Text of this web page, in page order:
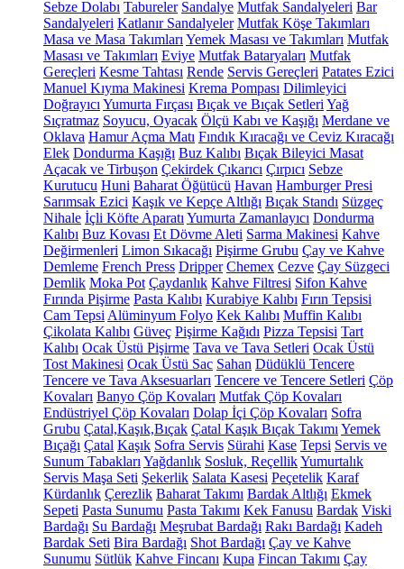
Sebze Dolabı Tabureler Sandalye Mutfak Sandalyeleri Bar
Sandalyeleri Katlanır Sandalyeler Mutfak Köşe Takımları
Masa ve Masa Takımları Yemek Masası ve Takımları Mutfak
Masası ve Takımları Eviye Mutfak Bataryaları Mutfak
Gereçleri Kesme Tahtası Rende Servis Gereçleri Patates Ezici
Manuel Kıyma Makinesi Krema Pompası Dilimleyici
Doğrayıcı Yumurta Fırçası Bıçak ve Bıçak Setleri Yağ
Sıçratmaz Soyucu, Oyacak Ölçü Kabı ve Kaşığı Merdane ve
Oklava Hamur Açma Matı Fındık Kıracağı ve Ceviz Kıracağı
Elek Dondurma Kaşığı Buz Kalıbı Bıçak Bileyici Masat
Açacak ve Tirbuşon Çekirdek Çıkarıcı Çırpıcı Sebze
Kurutucu Huni Baharat Öğütücü Havan Hamburger Presi
Sarımsak Ezici Kaşık ve Kepçe Altlığı Bıçak Standı Süzgeç
Nihale İçli Köfte Aparatı Yumurta Zamanlayıcı Dondurma
Kalıbı Buz Kovası Et Dövme Aleti Sarma Makinesi Kahve
Değirmenleri Limon Sıkacağı Pişirme Grubu Çay ve Kahve
Demleme French Press Dripper Chemex Cezve Çay Süzgeci
Demlik Moka Pot Çaydanlık Kahve Filtresi Sifon Kahve
Fırında Pişirme Pasta Kalıbı Kurabiye Kalıbı Fırın Tepsisi
Cam Tepsi Alüminyum Folyo Kek Kalıbı Muffin Kalıbı
Çikolata Kalıbı Güveç Pişirme Kağıdı Pizza Tepsisi Tart
Kalıbı Ocak Üstü Pişirme Tava ve Tava Setleri Ocak Üstü
Tost Makinesi Ocak Üstü Sac Sahan Düdüklü Tencere
Tencere ve Tava Aksesuarları Tencere ve Tencere Setleri Çöp
Kovaları Banyo Çöp Kovaları Mutfak Çöp Kovaları
Endüstriyel Çöp Kovaları Dolap İçi Çöp Kovaları Sofra
Grubu Çatal,Kaşık,Bıçak Çatal Kaşık Bıçak Takımı Yemek
Bıçağı Çatal Kaşık Sofra Servis Sürahi Kase Tepsi Servis ve
Sunum Tabakları Yağdanlık Sosluk, ReçellikYumurtalık
Servis Maşa Seti Şekerlik Salata Kasesi Peçetelik Karaf
Kürdanlık Çerezlik Baharat Takımı Bardak Altlığı Ekmek
Sepeti Pasta Sunumu Pasta Takımı Kek Fanusu Bardak Viski
Bardağı Su Bardağı Meşrubat Bardağı Rakı Bardağı Kadeh
Bardak Seti Bira Bardağı Shot Bardağı Çay ve Kahve
Sunumu Sütlük Kahve Fincanı Kupa Fincan Takımı Çay